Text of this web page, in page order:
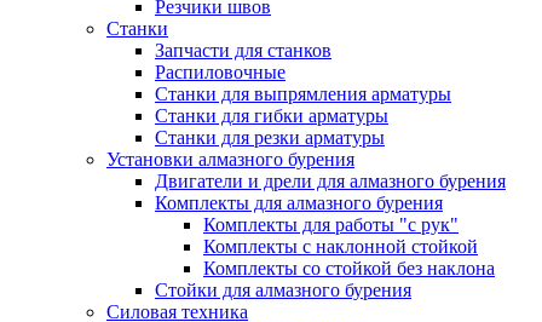
Резчики швов
Станки
Запчасти для станков
Распиловочные
Станки для выпрямления арматуры
Станки для гибки арматуры
Станки для резки арматуры
Установки алмазного бурения
Двигатели и дрели для алмазного бурения
Комплекты для алмазного бурения
Комплекты для работы "с рук"
Комплекты с наклонной стойкой
Комплекты со стойкой без наклона
Стойки для алмазного бурения
Силовая техника